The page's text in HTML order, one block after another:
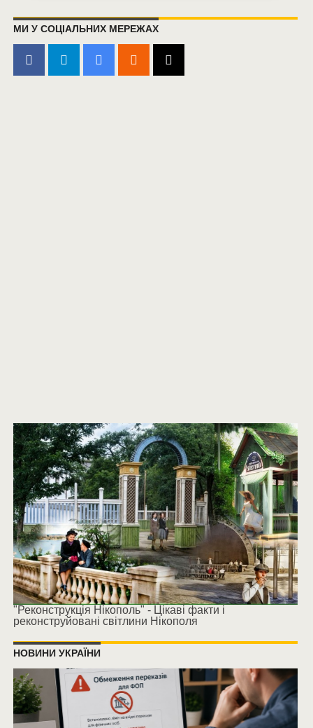
МИ У СОЦІАЛЬНИХ МЕРЕЖАХ
"Реконструкція Нікополь" - Цікаві факти і
реконструйовані світлини Нікополя
НОВИНИ УКРАЇНИ